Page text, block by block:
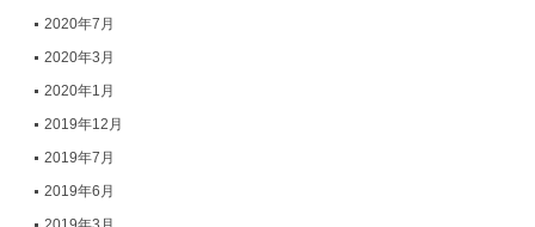
2020年7月
2020年3月
2020年1月
2019年12月
2019年7月
2019年6月